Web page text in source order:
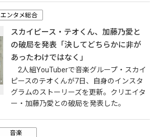
エンタメ総合
スカイピース・テオくん、加藤乃愛と
の破局を発表「決してどちらかに非が
あったわけではなく」
2人組YouTuberで音楽グループ・スカイ
ピースのテオくんが7日、自身のインスタ
グラムのストーリーズを更新。クリエイタ
ー・加藤乃愛との破局を発表した。
音楽